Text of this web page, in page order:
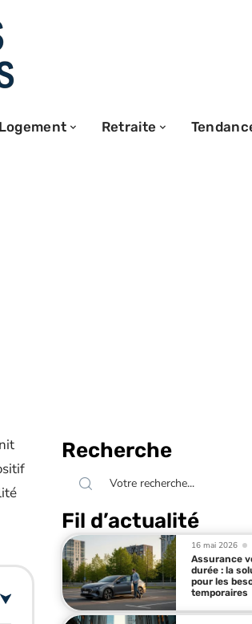
Logement Retraite
Recherche
Fil d’actualité
16 mai 2026
Assurance
durée : la
pour les
temporaires